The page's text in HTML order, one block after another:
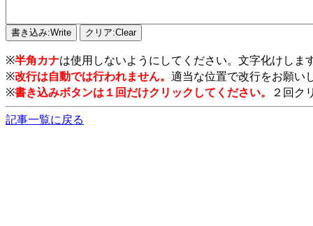
※半角カナは使用しないようにしてください。文字化けしま
※改行は自動では行われません。 適当な位置で改行をお願い
※書き込みボタンは１回だけクリックしてください。 ２回ク
記事一覧に戻る